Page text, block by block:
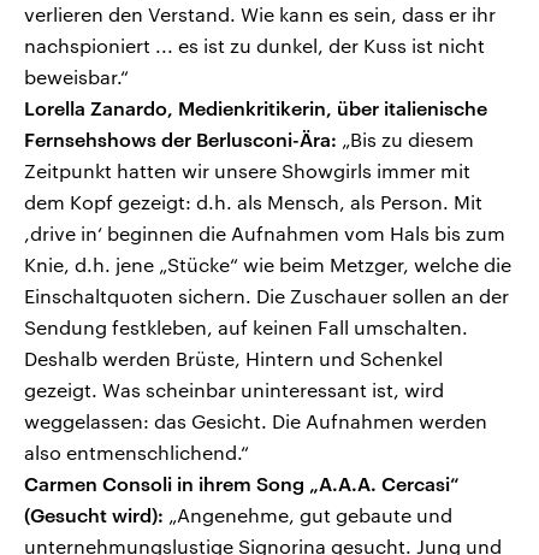
verlieren den Verstand. Wie kann es sein, dass er ihr
nachspioniert ... es ist zu dunkel, der Kuss ist nicht
beweisbar.“
Lorella Zanardo, Medienkritikerin, über italienische
Fernsehshows der Berlusconi-Ära: „Bis zu diesem
Zeitpunkt hatten wir unsere Showgirls immer mit
dem Kopf gezeigt: d.h. als Mensch, als Person. Mit
,drive in‘ beginnen die Aufnahmen vom Hals bis zum
Knie, d.h. jene „Stücke“ wie beim Metzger, welche die
Einschaltquoten sichern. Die Zuschauer sollen an der
Sendung festkleben, auf keinen Fall umschalten.
Deshalb werden Brüste, Hintern und Schenkel
gezeigt. Was scheinbar uninteressant ist, wird
weggelassen: das Gesicht. Die Aufnahmen werden
also entmenschlichend.“
Carmen Consoli in ihrem Song „A.A.A. Cercasi“
(Gesucht wird): „Angenehme, gut gebaute und
unternehmungslustige Signorina gesucht. Jung und